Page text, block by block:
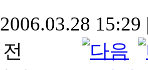
2006.03.28 15:29